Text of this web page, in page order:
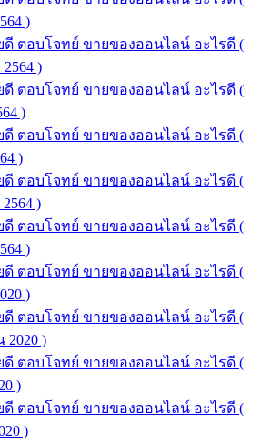
)
ดี ตอบโจทย์ ขายของออนไลน์ อะไรดี (
)
ดี ตอบโจทย์ ขายของออนไลน์ อะไรดี (
)
ดี ตอบโจทย์ ขายของออนไลน์ อะไรดี (
)
ดี ตอบโจทย์ ขายของออนไลน์ อะไรดี (
)
ดี ตอบโจทย์ ขายของออนไลน์ อะไรดี (
)
ดี ตอบโจทย์ ขายของออนไลน์ อะไรดี (
)
ดี ตอบโจทย์ ขายของออนไลน์ อะไรดี (
2020 )
ดี ตอบโจทย์ ขายของออนไลน์ อะไรดี (
)
ดี ตอบโจทย์ ขายของออนไลน์ อะไรดี (
)